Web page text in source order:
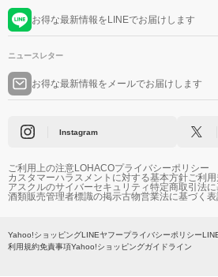
お得な最新情報をLINEでお届けします
ニュースレター
お得な最新情報をメールでお届けします
Instagram
ご利用上の注意LOHACOプライバシーポリシー
カスタマーハラスメントに対する基本方針ご利
アスクルのサイバーセキュリティ特定商取引法
酒類販売管理者標識の掲示古物営業法に基づく
Yahoo!ショッピングLINEヤフープライバシーポリシー
利用規約免責事項Yahoo!ショッピングガイドライン